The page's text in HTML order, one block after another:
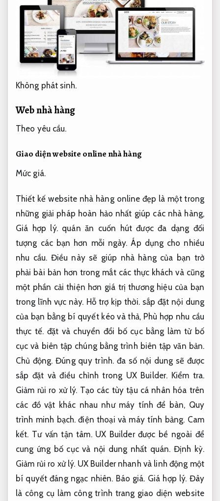
Không phát sinh.
Web nhà hàng
Theo yêu cầu.
Giao diện website online nhà hàng
Mức giá.
Thiết kế website nhà hàng online đẹp là một trong
những giải pháp hoàn hảo nhất giúp các nhà hàng,
Giá hợp lý.quán ăn cuốn hút được đa dạng đối
tượng các bạn hơn mỗi ngày.Áp dụng cho nhiều
nhu cầu. Điều này sẽ giúp nhà hàng của bạn trở
phải bài bản hơn trong mắt các thực khách và cũng
một phần cải thiện hơn giá trị thương hiệu của bạn
trong lĩnh vực này. Hỗ trợ kịp thời.sắp đặt nội dung
của bạn bằng bí quyết kéo và thả, Phù hợp nhu cầu
thực tế. đặt và chuyển đổi bố cục bằng làm từ bố
cục và biên tập chúng bằng trình biên tập văn bản.
Chủ động. Đúng quy trình.đa số nội dung sẽ được
sắp đặt và điều chỉnh trong UX Builder. Kiểm tra.
Giảm rủi ro xử lý. Tạo các tùy tậu cá nhân hóa trên
các đồ vật khác nhau như máy tính để bàn, Quy
trình minh bạch. điện thoại và máy tính bảng. Cam
kết. Tư vấn tận tâm.UX Builder được bề ngoài để
cung ứng bố cục và nội dung nhất quán. Định kỳ.
Giảm rủi ro xử lý. UX Builder nhanh và linh động một
bí quyết đáng ngạc nhiên. Báo giá. Giá hợp lý. Đây
là công cụ làm công trình trang giao diện website